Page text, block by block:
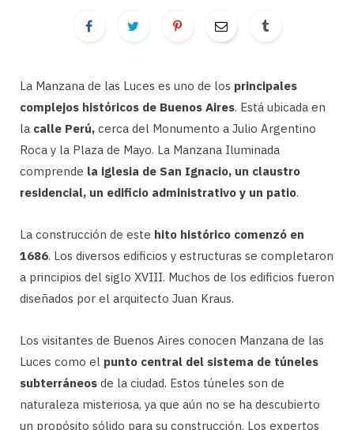
La Manzana de las Luces es uno de los principales
complejos históricos de Buenos Aires. Está ubicada en
la calle Perú, cerca del Monumento a Julio Argentino
Roca y la Plaza de Mayo. La Manzana Iluminada
comprende la iglesia de San Ignacio, un claustro
residencial, un edificio administrativo y un patio.
La construcción de este hito histórico comenzó en
1686. Los diversos edificios y estructuras se completaron
a principios del siglo XVIII. Muchos de los edificios fueron
diseñados por el arquitecto Juan Kraus.
Los visitantes de Buenos Aires conocen Manzana de las
Luces como el punto central del sistema de túneles
subterráneos de la ciudad. Estos túneles son de
naturaleza misteriosa, ya que aún no se ha descubierto
un propósito sólido para su construcción. Los expertos